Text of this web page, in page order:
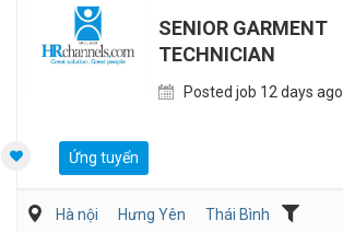
SENIOR GARMENT
TECHNICIAN
Posted job 12 days ago
Ứng tuyển
Hà nội Hưng Yên
Thái Bình